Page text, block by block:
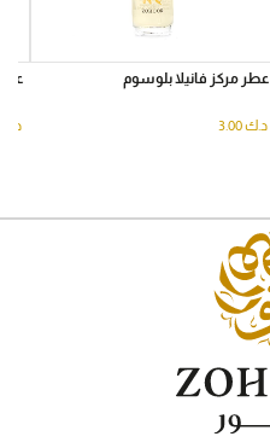
عطر مركز فانيلا بلوسوم
د.ك د.ك